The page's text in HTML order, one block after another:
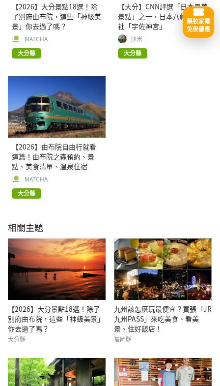
【2026】大分景點18選！除
了別府由布院，這些「神級美
景」你去過了嗎？
MATCHA
大分縣
【大分】CNN評選「日本最美
景點」之一，日本八幡宮總本
社「宇佐神宮」
沙米
大分縣
【2026】由布院自由行就看
這篇！由布院之森預約、景
點、美食清單、溫泉住宿
MATCHA
大分縣
相關主題
【2026】大分景點18選！除了
別府由布院，這些「神級美景」
你去過了嗎？
大分縣
九州該怎麼玩最便宜？買張「JR
九州PASS」來吃美食、看美
景、住好飯店！
福岡縣
藥妝家電
免稅優惠